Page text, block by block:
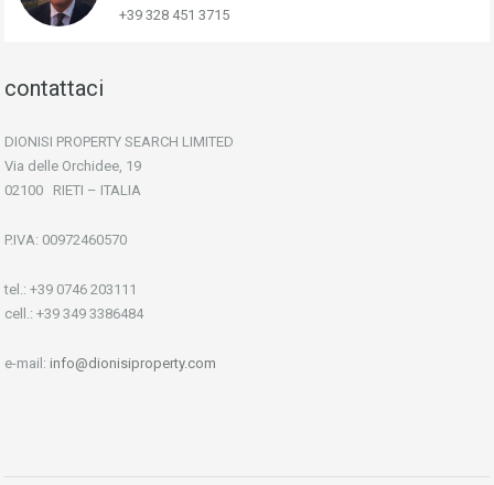
+39 328 451 3715
contattaci
DIONISI PROPERTY SEARCH LIMITED
Via delle Orchidee, 19
02100 RIETI – ITALIA
P.IVA: 00972460570
tel.: +39 0746 203111
cell.: +39 349 3386484
e-mail: info@dionisiproperty.com